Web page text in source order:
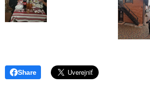
Share